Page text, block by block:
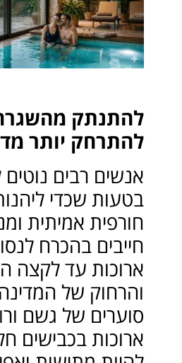
להתנתק
להתרחק יותר
אנשים רבים
בטעות שכדי
חורפית אמיתית
חייבים בהכרח
ארוכות עד לקצה
והרחוק של
סוערים של גשם
ארוכות בכבישים